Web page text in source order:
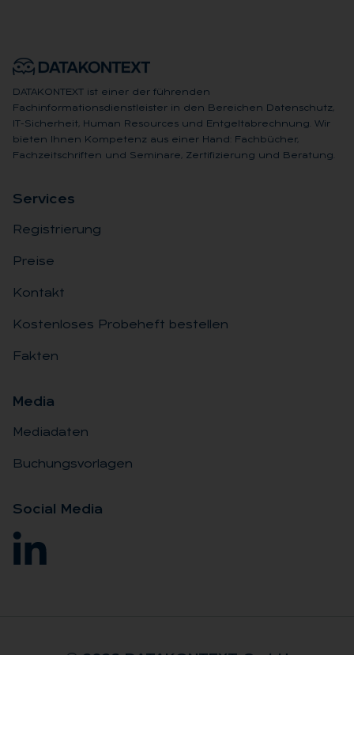
DATAKONTEXT ist einer der führenden
Fachinformationsdienstleister in den Bereichen Datenschutz,
IT-Sicherheit, Human Resources und Entgeltabrechnung. Wir
bieten Ihnen Kompetenz aus einer Hand: Fachbücher,
Fachzeitschriften und Seminare, Zertifizierung und Beratung.
Ser­vices
Registrierung
Preise
Kontakt
Kostenloses Probeheft bestellen
Fakten
Me­dia
Mediadaten
Buchungsvorlagen
So­ci­al Me­dia
© 2026 DA­TA­KON­TEXT GmbH